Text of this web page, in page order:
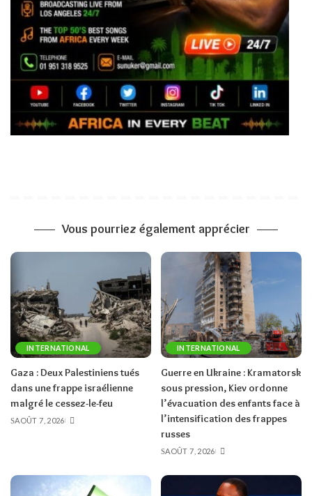
Vous pourriez également apprécier
INTERNATIONAL
Gaza : Deux Palestiniens tués
dans une frappe israélienne
malgré le cessez-le-feu
AOÛT 7, 2026
INTERNATIONAL
Guerre en Ukraine : Kramatorsk
sous pression, Kiev ordonne
l’évacuation des enfants face à
l’intensification des frappes
russes
AOÛT 7, 2026